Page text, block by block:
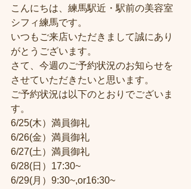
こんにちは、練馬駅近・駅前の美容室
シフィ練馬です。
いつもご来店いただきまして誠にあり
がとうございます。
さて、今週のご予約状況のお知らせを
させていただきたいと思います。
ご予約状況は以下のとおりでございま
す。
6/25(木）満員御礼
6/26(金）満員御礼
6/27(土）満員御礼
6/28(日）17:30~
6/29(月）9:30~,or16:30~